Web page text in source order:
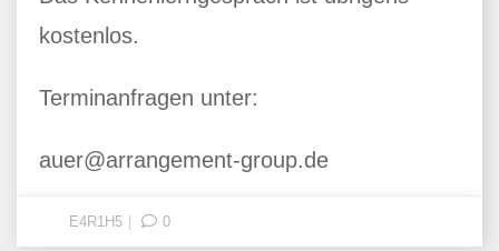
kostenlos.
Terminanfragen unter:
auer@arrangement-group.de
E4R1H5 0